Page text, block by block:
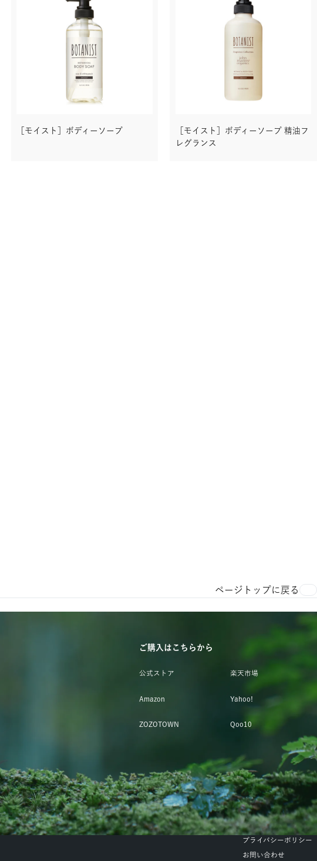
［モイスト］ボディーソープ
［モイスト］ボディーソープ 精油フ
レグランス
ページトップに戻る
ご購入はこちらから
公式ストア 楽天市場
Amazon Yahoo!
ZOZOTOWN Qoo10
プライバシーポリシー
お問い合わせ